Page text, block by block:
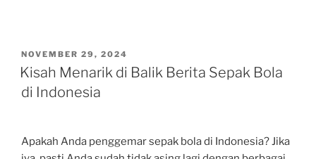
POSTED
ON
NOVEMBER 29, 2024
Kisah Menarik di Balik Berita Sepak Bola
di Indonesia
Apakah Anda penggemar sepak bola di Indonesia? Jika